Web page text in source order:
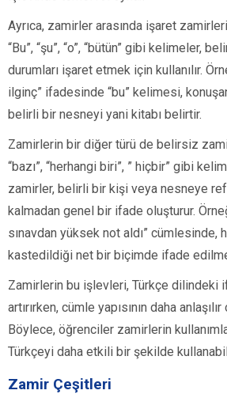
Ayrıca, zamirler arasında işaret
“Bu”, “şu”, “o”, “bütün” gibi kelimeler,
durumları işaret etmek için kullanılır.
ilginç” ifadesinde “bu” kelimesi,
belirli bir nesneyi yani kitabı belirtir.
Zamirlerin bir diğer türü de belirsiz
“bazı”, “herhangi biri”, ” hiçbir” gibi
zamirler, belirli bir kişi veya nesneye
kalmadan genel bir ifade oluşturur.
sınavdan yüksek not aldı” cümlesinde,
kastedildiği net bir biçimde ifade
Zamirlerin bu işlevleri, Türkçe dilindeki
artırırken, cümle yapısının daha
Böylece, öğrenciler zamirlerin
Türkçeyi daha etkili bir şekilde
Zamir Çeşitleri